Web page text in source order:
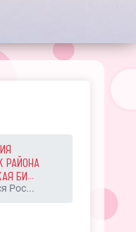
РАЙОНА
БИ...
Рос...